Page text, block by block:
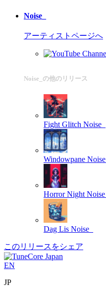
Noise_
アーティストページへ
Noise_の他のリリース
Fight Glitch Noise_
Windowpane Noise_
Horror Night Noise_
Dag Lis Noise_
このリリースをシェア
EN
JP